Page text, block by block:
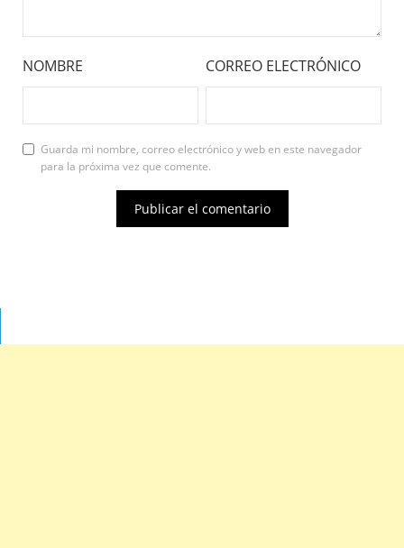
NOMBRE CORREO ELECTRÓNICO
Guarda mi nombre, correo electrónico y web en este navegador
para la próxima vez que comente.